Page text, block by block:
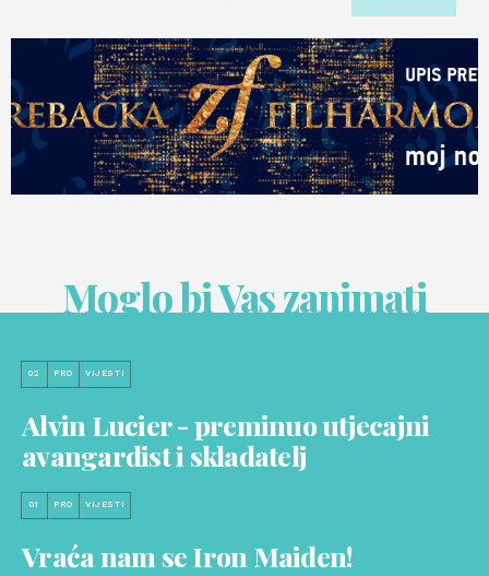
Moglo bi Vas zanimati
02 PRO VIJESTI
Alvin Lucier - preminuo utjecajni
avangardist i skladatelj
01 PRO VIJESTI
Vraća nam se Iron Maiden!